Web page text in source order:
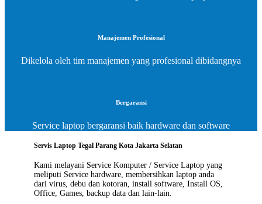
Manajemen Profesional
Dikelola oleh tim manajemen yang profesional dibidangnya
Bergaransi
Service laptop bergaransi baik hardware dan software
Servis Laptop Tegal Parang Kota Jakarta Selatan
Kami melayani Service Komputer / Service Laptop yang
meliputi Service hardware, membersihkan laptop anda
dari virus, debu dan kotoran, install software, Install OS,
Office, Games, backup data dan lain-lain.